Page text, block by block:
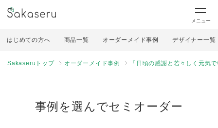
メニュー
はじめての方へ 商品一覧 オーダーメイド事例 デザイナー一覧
Sakaseruトップ オーダーメイド事例 「日頃の感謝と若々しく元気
事例を選んでセミオーダー